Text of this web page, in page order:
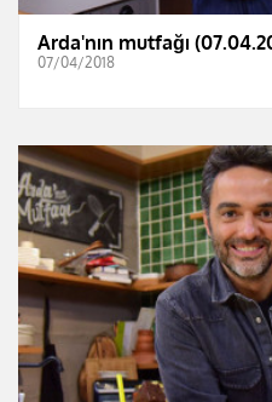
Arda'nın mutfağı
07/04/2018